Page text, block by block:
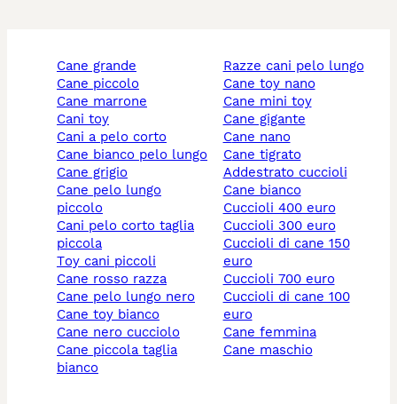
cane grande
cane piccolo
cane marrone
cani toy
cani a pelo corto
cane bianco pelo lungo
cane grigio
cane pelo lungo
piccolo
cani pelo corto taglia
piccola
toy cani piccoli
cane rosso razza
cane pelo lungo nero
cane toy bianco
cane nero cucciolo
cane piccola taglia
bianco
razze cani pelo lungo
cane toy nano
cane mini toy
cane gigante
cane nano
cane tigrato
addestrato cuccioli
cane bianco
cuccioli 400 euro
cuccioli 300 euro
cuccioli di cane 150
euro
cuccioli 700 euro
cuccioli di cane 100
euro
cane femmina
cane maschio